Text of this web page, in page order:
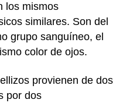
los mismos
similares. Son del
grupo sanguíneo, el
color de ojos.
provienen de dos
por dos